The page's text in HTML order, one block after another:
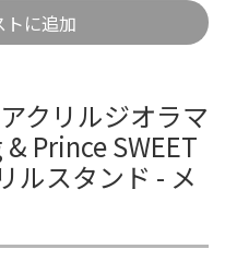
に追加
クリルジオラマ
& Prince SWEET
ルスタンド - メ